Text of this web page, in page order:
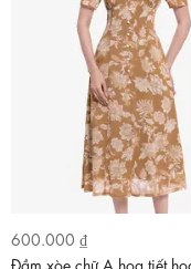
600.000 ₫
Đầm xòe chữ A họa tiết